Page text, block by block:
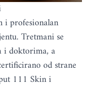
i profesionalan
Tretmani se
i doktorima, a
od strane
111 Skin i